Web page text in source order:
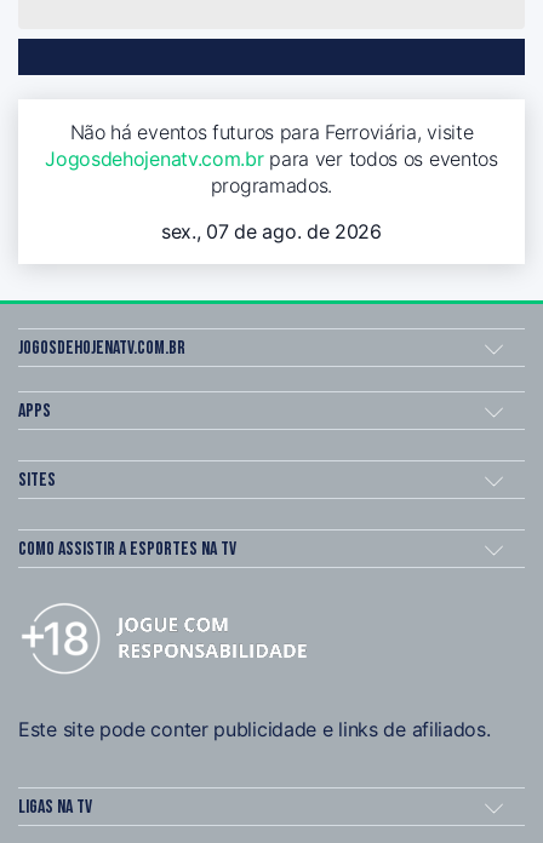
Não há eventos futuros para Ferroviária, visite
Jogosdehojenatv.com.brpara ver todos os eventos
programados.
sex., 07 de ago. de 2026
Jogosdehojenatv.com.br
Apps
Sites
Como assistir a esportes na TV
Este site pode conter publicidade e links de afiliados.
Ligas na TV